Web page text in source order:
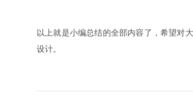
以上就是小编总结的全部内容了，希望对
设计。